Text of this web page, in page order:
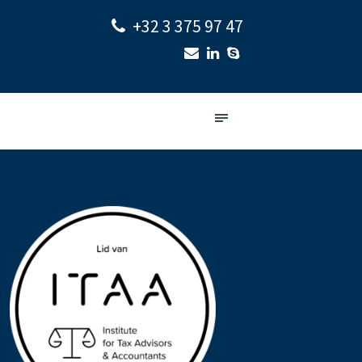
+32 3 375 97 47